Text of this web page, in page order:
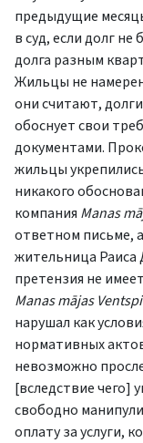
предыдущие
в суд, если долг не
долга разным
Жильцы не
они считают,
обоснует свои
документами.
жильцы
никакого
компания Manas
ответном письме,
жительница Раиса
претензия не
Manas mājas
нарушал как
нормативных
невозможно
[вследствие чего]
свободно
оплату за услуги,